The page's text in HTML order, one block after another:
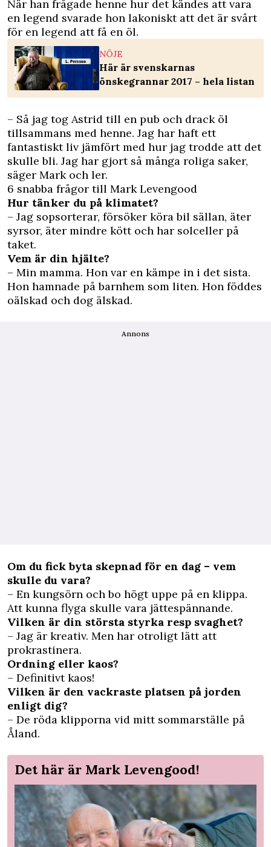
När han frågade henne hur det kändes att vara
en legend svarade hon lakoniskt att det är svårt
för en legend att få en öl.
NÖJE
Här är svenskarnas
önskegrannar 2017 – hela listan
– Så jag tog Astrid till en pub och drack öl
tillsammans med henne. Jag har haft ett
fantastiskt liv jämfört med hur jag trodde att det
skulle bli. Jag har gjort så många roliga saker,
säger Mark och ler.
6 snabba frågor till Mark Levengood
Hur tänker du på klimatet?
– Jag sopsorterar, försöker köra bil sällan, äter
syrsor, äter mindre kött och har solceller på
taket.
Vem är din hjälte?
– Min mamma. Hon var en kämpe in i det sista.
Hon hamnade på barnhem som liten. Hon föddes
oälskad och dog älskad.
Annons
Om du fick byta skepnad för en dag – vem
skulle du vara?
– En kungsörn och bo högt uppe på en klippa.
Att kunna flyga skulle vara jättespännande.
Vilken är din största styrka resp svaghet?
– Jag är kreativ. Men har otroligt lätt att
prokrastinera.
Ordning eller kaos?
– Definitivt kaos!
Vilken är den vackraste platsen på jorden
enligt dig?
– De röda klipporna vid mitt sommarställe på
Åland.
Det här är Mark Levengood!